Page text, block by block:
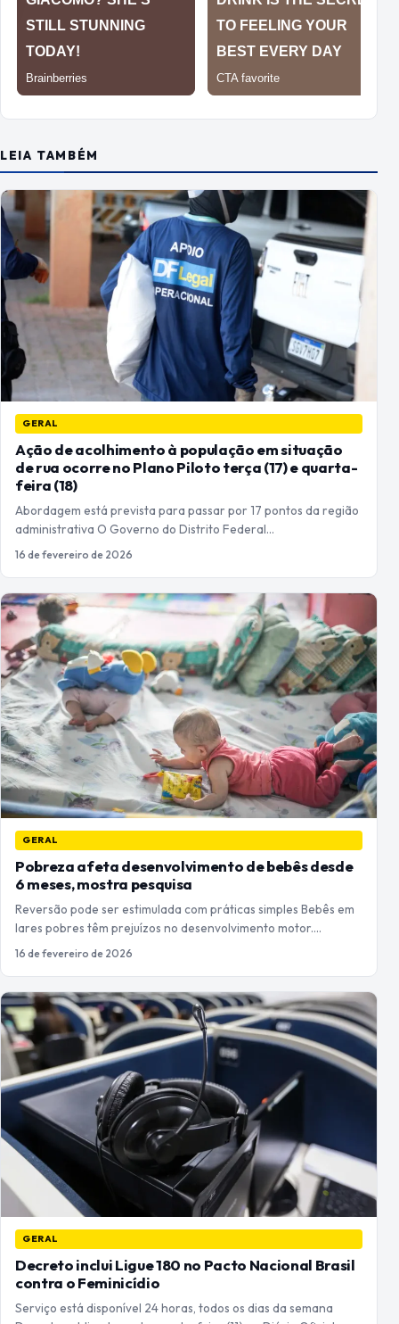
LEIA TAMBÉM
GERAL
Ação de acolhimento à população em situação
de rua ocorre no Plano Piloto terça (17) e quarta-
feira (18)
Abordagem está prevista para passar por 17 pontos da região
administrativa O Governo do Distrito Federal…
16 de fevereiro de 2026
GERAL
Pobreza afeta desenvolvimento de bebês desde
6 meses, mostra pesquisa
Reversão pode ser estimulada com práticas simples Bebês em
lares pobres têm prejuízos no desenvolvimento motor.…
16 de fevereiro de 2026
GERAL
Decreto inclui Ligue 180 no Pacto Nacional Brasil
contra o Feminicídio
Serviço está disponível 24 horas, todos os dias da semana